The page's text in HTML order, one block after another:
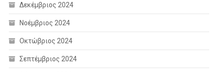
Δεκέμβριος 2024
Νοέμβριος 2024
Οκτώβριος 2024
Σεπτέμβριος 2024